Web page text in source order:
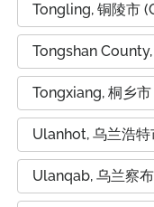
Tongling, 铜陵市
Tongshan
Tongxiang, 桐乡市
Ulanhot, 乌兰浩特
Ulanqab, 乌兰察